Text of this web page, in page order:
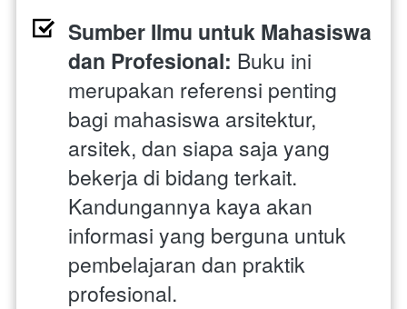
Sumber Ilmu untuk Mahasiswa
dan Profesional: Buku ini
merupakan referensi penting
bagi mahasiswa arsitektur,
arsitek, dan siapa saja yang
bekerja di bidang terkait.
Kandungannya kaya akan
informasi yang berguna untuk
pembelajaran dan praktik
profesional.